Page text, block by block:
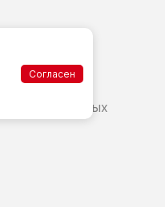
персональных
Согласен